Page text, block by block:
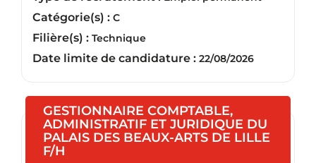
Catégorie(s) : C
Filière(s) : Technique
Date limite de candidature : 22/08/2026
GESTIONNAIRE COMPTABLE,
ADMINISTRATIF ET JURIDIQUE DU
PALAIS DES BEAUX-ARTS DE LILLE
F/H